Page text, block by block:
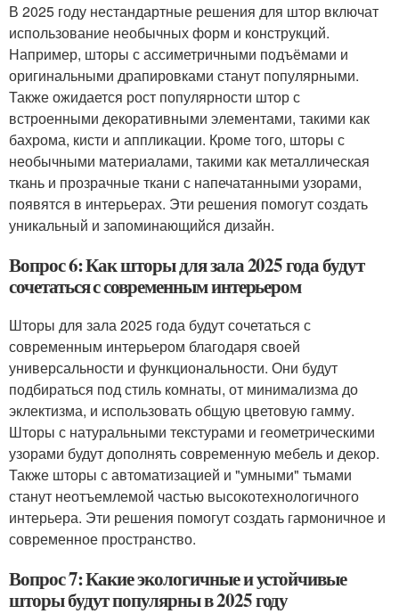
В 2025 году нестандартные решения для штор включат
использование необычных форм и конструкций.
Например, шторы с ассиметричными подъёмами и
оригинальными драпировками станут популярными.
Также ожидается рост популярности штор с
встроенными декоративными элементами, такими как
бахрома, кисти и аппликации. Кроме того, шторы с
необычными материалами, такими как металлическая
ткань и прозрачные ткани с напечатанными узорами,
появятся в интерьерах. Эти решения помогут создать
уникальный и запоминающийся дизайн.
Вопрос 6: Как шторы для зала 2025 года будут
сочетаться с современным интерьером
Шторы для зала 2025 года будут сочетаться с
современным интерьером благодаря своей
универсальности и функциональности. Они будут
подбираться под стиль комнаты, от минимализма до
эклектизма, и использовать общую цветовую гамму.
Шторы с натуральными текстурами и геометрическими
узорами будут дополнять современную мебель и декор.
Также шторы с автоматизацией и "умными" тьмами
станут неотъемлемой частью высокотехнологичного
интерьера. Эти решения помогут создать гармоничное и
современное пространство.
Вопрос 7: Какие экологичные и устойчивые
шторы будут популярны в 2025 году